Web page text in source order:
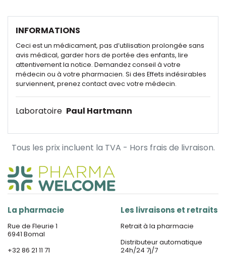
INFORMATIONS
Ceci est un médicament, pas d’utilisation prolongée sans
avis médical, garder hors de portée des enfants, lire
attentivement la notice. Demandez conseil à votre
médecin ou à votre pharmacien. Si des Effets indésirables
surviennent, prenez contact avec votre médecin.
Laboratoire Paul Hartmann
Tous les prix incluent la TVA - Hors frais de livraison.
La pharmacie
Rue de Fleurie 1
6941 Bomal
+32 86 21 11 71
Les livraisons et retraits
Retrait à la pharmacie
Distributeur automatique
24h/24 7j/7